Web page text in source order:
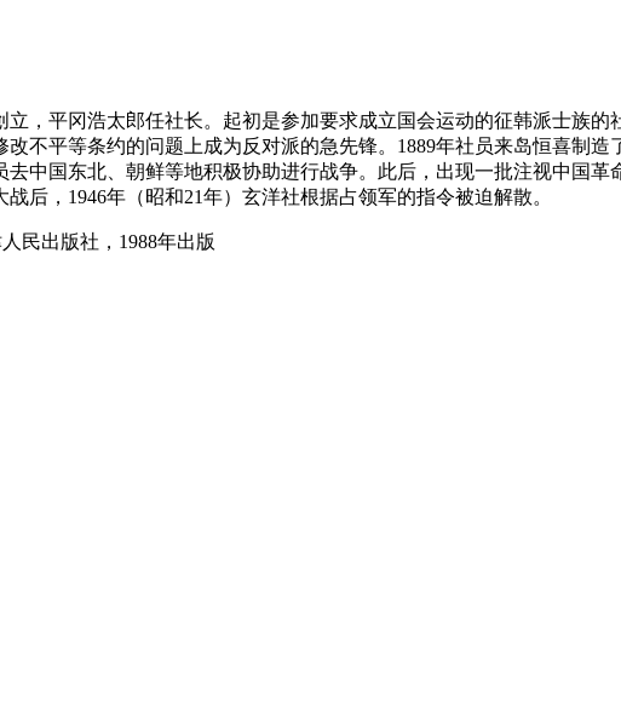
，平冈浩太郎任社长。起初是参加要求成立国会运动的征韩派士族
不平等条约的问题上成为反对派的急先锋。1889年社员来岛恒喜制
中国东北、朝鲜等地积极协助进行战争。此后，出现一批注视中国
后，1946年（昭和21年）玄洋社根据占领军的指令被迫解散。
民出版社，1988年出版